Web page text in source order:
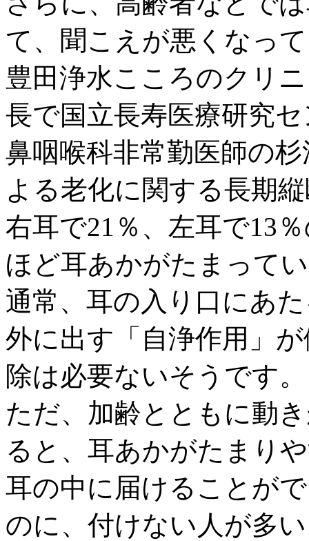
て、聞こえが悪くなっ
豊田浄水こころのクリ
長で国立長寿医療研究
鼻咽喉科非常勤医師の
よる老化に関する長期
右耳で21％、左耳で13
ほど耳あかがたまって
通常、耳の入り口にあ
外に出す「自浄作用」
除は必要ないそうです。
ただ、加齢とともに動
ると、耳あかがたまり
耳の中に届けることが
のに、付けない人が多